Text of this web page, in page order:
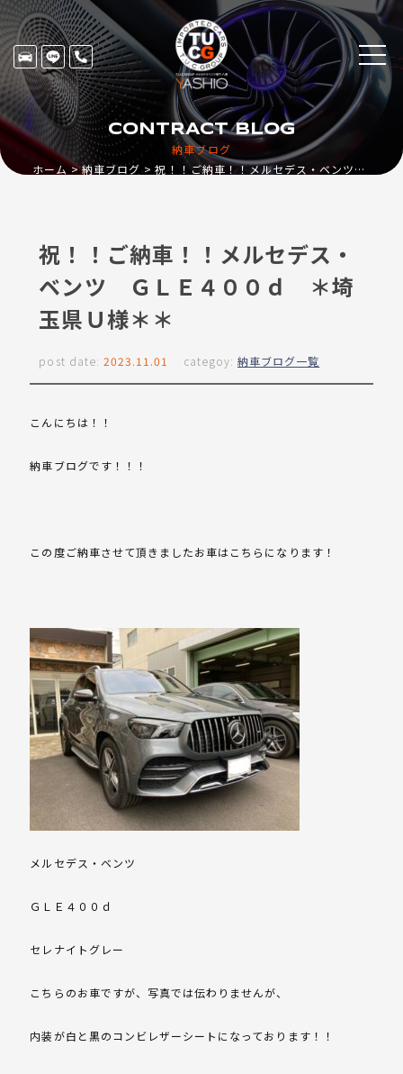
納車ブログ
CONTRACT BLOG
ホーム 納車ブログ 祝！！ご納車！！メルセデス・ベンツ ＧＬＥ４００ｄ ＊埼玉県Ｕ様＊＊
祝！！ご納車！！メルセデス・
ベンツ ＧＬＥ４００ｄ ＊埼
玉県Ｕ様＊＊
post date: 2023.11.01 categoy: 納車ブログ一覧
こんにちは！！
納車ブログです！！！
この度ご納車させて頂きましたお車はこちらになります！
メルセデス・ベンツ
ＧＬＥ４００ｄ
セレナイトグレー
こちらのお車ですが、写真では伝わりませんが、
内装が白と黒のコンビレザーシートになっております！！